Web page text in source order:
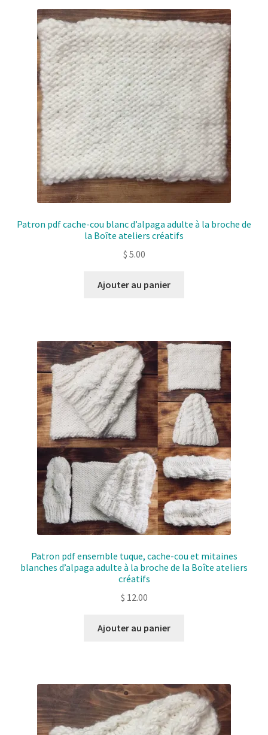
Patron pdf cache-cou blanc d’alpaga adulte à la broche de
la Boîte ateliers créatifs
$ 5.00
Ajouter au panier
Patron pdf ensemble tuque, cache-cou et mitaines
blanches d’alpaga adulte à la broche de la Boîte ateliers
créatifs
$ 12.00
Ajouter au panier